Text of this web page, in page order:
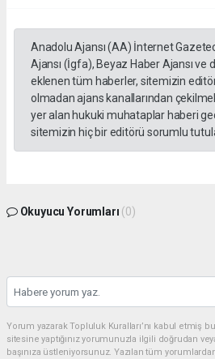
Anadolu Ajansı (AA) İnternet
Ajansı (İgfa), Beyaz Haber Ajansı ve
eklenen tüm haberler, sitemizin
olmadan ajans kanallarından
yer alan hukuki muhataplar haberi
sitemizin hiç bir editörü sorumlu
Okuyucu Yorumları (0)
Yorum yazarak Topluluk Kuralları’nı kabul etmiş
sitesine yaptığınız yorumunuzla ilgili doğrudan
başınıza üstleniyorsunuz. Yazılan tüm